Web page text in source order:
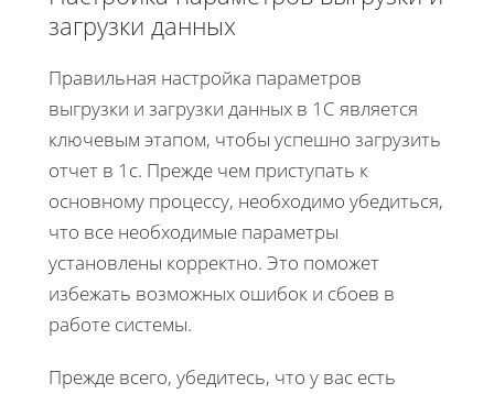
загрузки данных
Правильная настройка параметров
выгрузки и загрузки данных в 1С является
ключевым этапом, чтобы успешно загрузить
отчет в 1с. Прежде чем приступать к
основному процессу, необходимо убедиться,
что все необходимые параметры
установлены корректно. Это поможет
избежать возможных ошибок и сбоев в
работе системы.
Прежде всего, убедитесь, что у вас есть